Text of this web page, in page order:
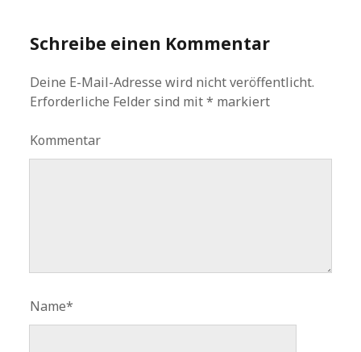
Schreibe einen Kommentar
Deine E-Mail-Adresse wird nicht veröffentlicht.
Erforderliche Felder sind mit* markiert
Kommentar
Name*